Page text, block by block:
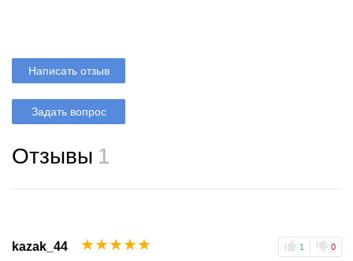
Написать отзыв
Задать вопрос
Отзывы 1
kazak_44 1 0
☆
☆
☆
☆
☆